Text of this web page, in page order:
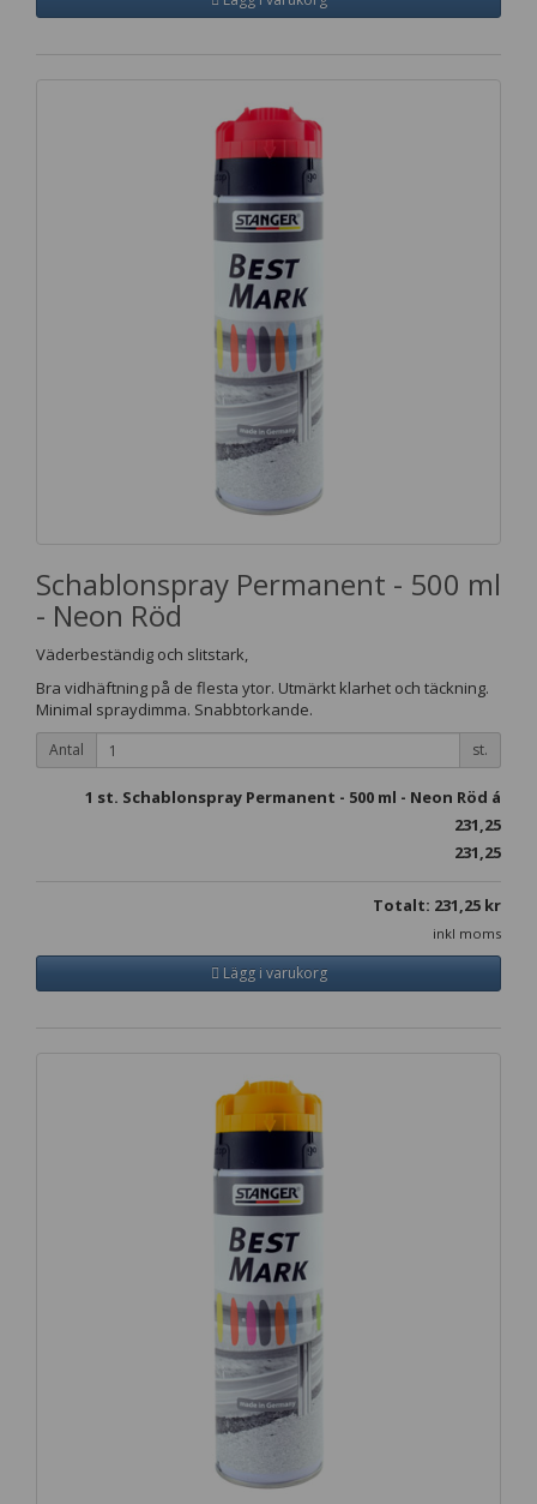
Schablonspray Permanent - 500 ml
- Neon Röd
Väderbeständig och slitstark,
Bra vidhäftning på de flesta ytor. Utmärkt klarhet och täckning.
Minimal spraydimma. Snabbtorkande.
Antal st.
1 st. Schablonspray Permanent - 500 ml - Neon Röd á
231,25
231,25
Totalt: 231,25 kr
inkl moms
Lägg i varukorg